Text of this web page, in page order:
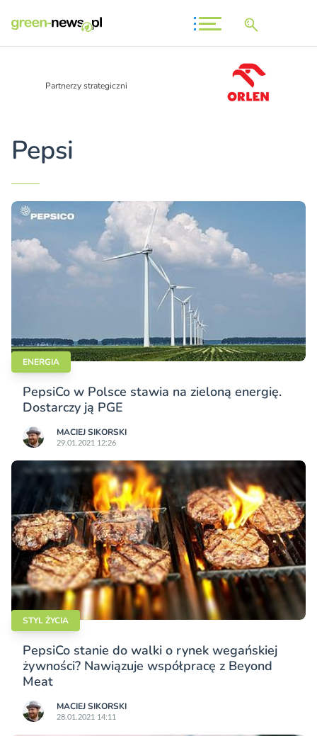
Partnerzy strategiczni
Pepsi
ENERGIA
PepsiCo w Polsce stawia na zieloną energię.
Dostarczy ją PGE
MACIEJ SIKORSKI
29.01.2021 12:26
STYL ŻYCIA
PepsiCo stanie do walki o rynek wegańskiej
żywności? Nawiązuje współpracę z Beyond
Meat
MACIEJ SIKORSKI
28.01.2021 14:11